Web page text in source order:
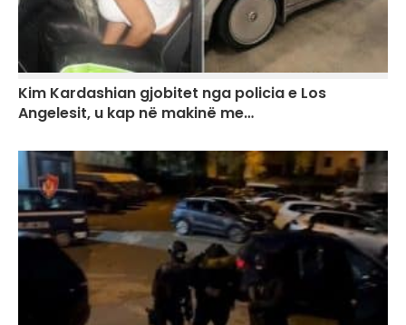
Kim Kardashian gjobitet nga policia e Los
Angelesit, u kap në makinë me…